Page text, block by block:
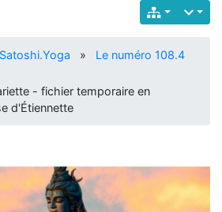
»
Le numéro 108.4
- fichier temporaire en
d'Étiennette